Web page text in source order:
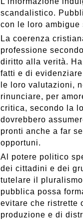
scandalistico.
con le loro
La coerenza
professione
diritto alla verità.
fatti e di
le loro valutazioni,
rinunciare, per
critica, secondo la
dovrebbero
pronti anche a far
opportuni.
Al potere politico
dei cittadini e dei
tutelare il
pubblica possa
evitare che ristrette
produzione e di